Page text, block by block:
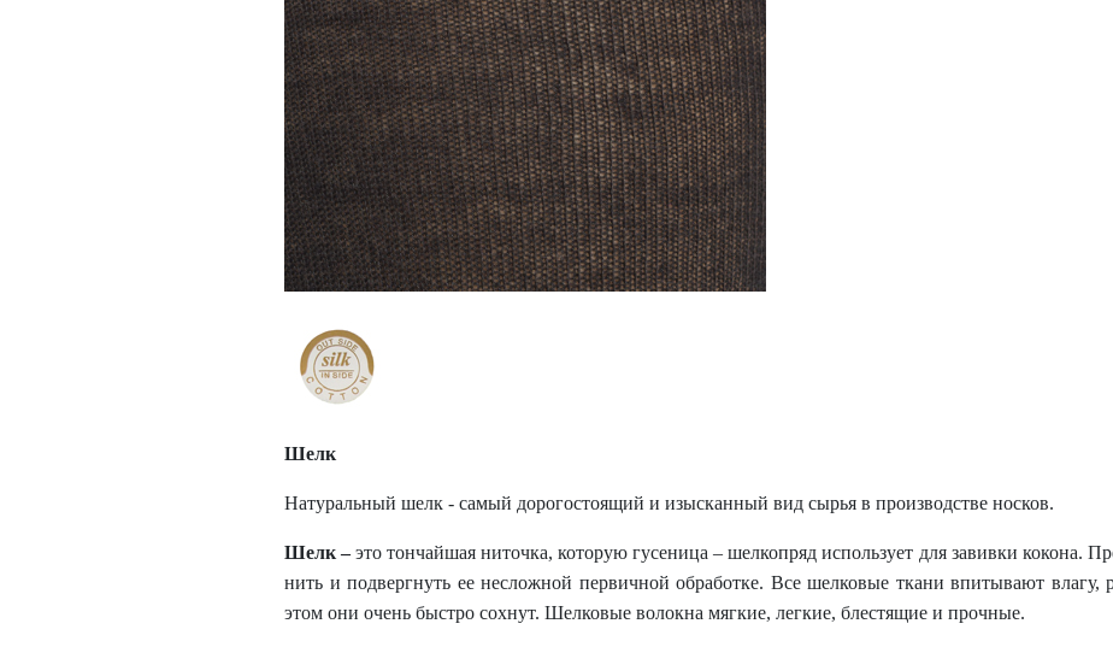
Шелк
Натуральный шелк - самый дорогостоящий и изысканный вид сырья в производстве носков.
Шелк –это тончайшая ниточка, которую гусеница – шелкопряд использует для завивки кокона.
нить и подвергнуть ее несложной первичной обработке. Все шелковые ткани впитывают
этом они очень быстро сохнут. Шелковые волокна мягкие, легкие, блестящие и прочные.